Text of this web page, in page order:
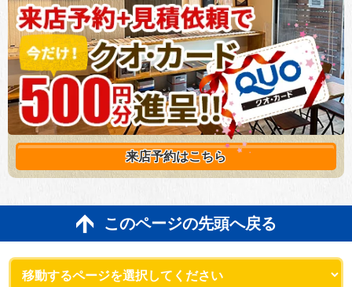
来店予約はこちら
このページの先頭へ戻る